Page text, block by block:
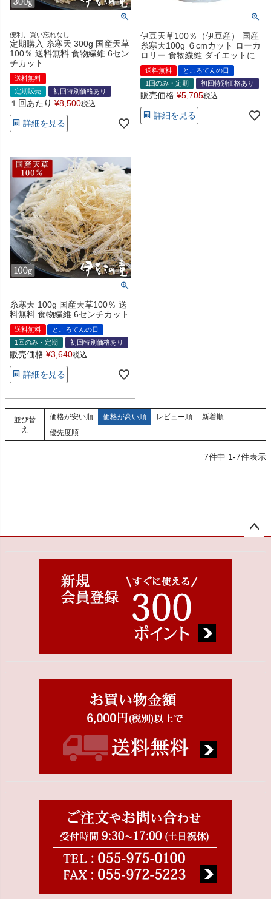
便利、買い忘れなし
定期購入 糸寒天 300g 国産天草
100％ 送料無料 食物繊維 6セン
チカット
送料無料
定期販売
初回特別価格あり
１回あたり ¥8,500税込
詳細を見る
伊豆天草100％（伊豆産） 国産
糸寒天100g ６cmカット ローカ
ロリー 食物繊維 ダイエットに
送料無料
ところてんの日
1回のみ・定期
初回特別価格あり
販売価格 ¥5,705税込
詳細を見る
糸寒天 100g 国産天草100％ 送
料無料 食物繊維 6センチカット
送料無料
ところてんの日
1回のみ・定期
初回特別価格あり
販売価格 ¥3,640税込
詳細を見る
並び替
え
価格が安い順 価格が高い順 レビュー順
新着順
優先度順
7件中 1-7件表示